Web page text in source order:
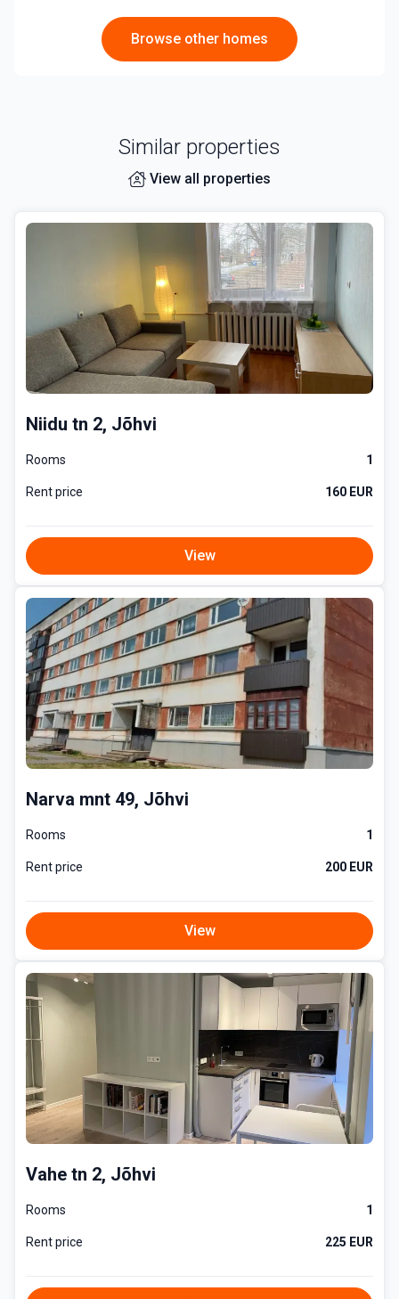
Browse other homes
Similar properties
View all properties
Niidu tn 2, Jõhvi
Rooms 1
Rent price 160 EUR
View
Narva mnt 49, Jõhvi
Rooms 1
Rent price 200 EUR
View
Vahe tn 2, Jõhvi
Rooms 1
Rent price 225 EUR